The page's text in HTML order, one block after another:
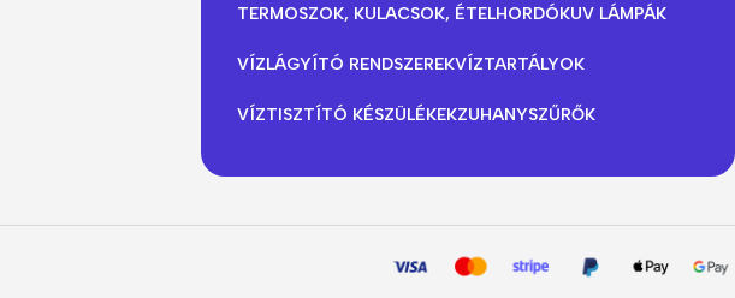
TERMOSZOK, KULACSOK, ÉTELHORDÓKUV LÁMPÁK
VÍZLÁGYÍTÓ RENDSZEREKVÍZTARTÁLYOK
VÍZTISZTÍTÓ KÉSZÜLÉKEKZUHANYSZŰRŐK